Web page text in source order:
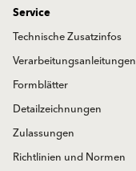
Service
Technische Zusatzinfos
Verarbeitungsanleitungen
Formblätter
Detailzeichnungen
Zulassungen
Richtlinien und Normen